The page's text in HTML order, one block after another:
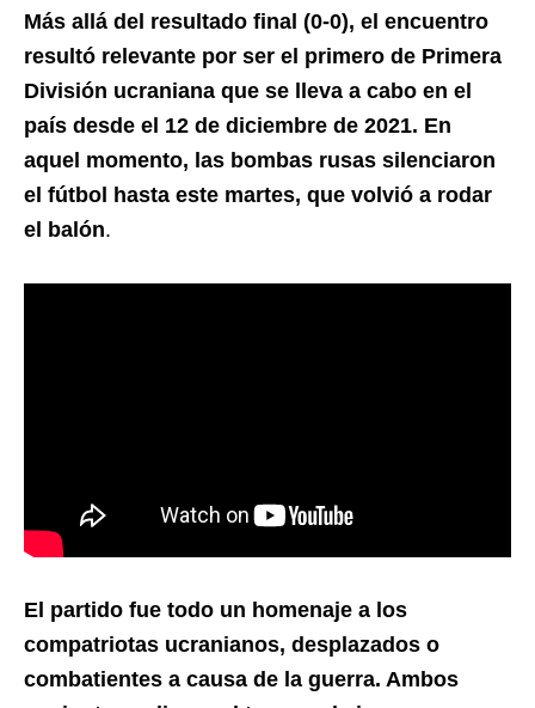
Más allá del resultado final (0-0), el encuentro
resultó relevante por ser el primero de Primera
División ucraniana que se lleva a cabo en el
país desde el 12 de diciembre de 2021. En
aquel momento, las bombas rusas silenciaron
el fútbol hasta este martes, que volvió a rodar
el balón.
El partido fue todo un homenaje a los
compatriotas ucranianos, desplazados o
combatientes a causa de la guerra. Ambos